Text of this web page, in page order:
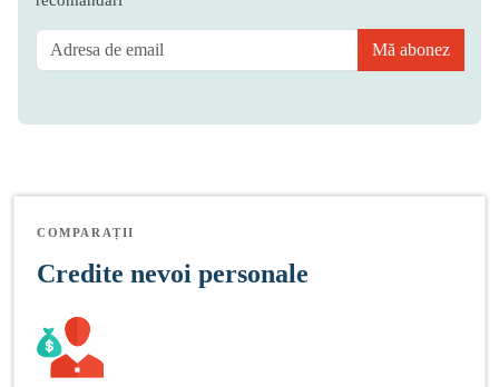
Mă abonez
COMPARAȚII
Credite nevoi personale